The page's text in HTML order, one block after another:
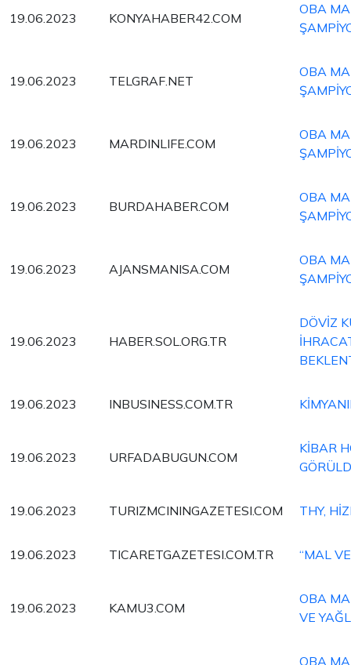
19.06.2023 KONYAHABER42.COM
OBA
19.06.2023 TELGRAF.NET
OBA
19.06.2023 MARDINLIFE.COM
OBA
19.06.2023 BURDAHABER.COM
OBA
19.06.2023 AJANSMANISA.COM
OBA
19.06.2023 HABER.SOL.ORG.TR
DÖVİZ
19.06.2023 INBUSINESS.COM.TR
19.06.2023 URFADABUGUN.COM
KİBAR
19.06.2023 TURIZMCININGAZETESI.COM THY,
19.06.2023 TICARETGAZETESI.COM.TR “MAL
19.06.2023 KAMU3.COM
OBA
VE
OBA